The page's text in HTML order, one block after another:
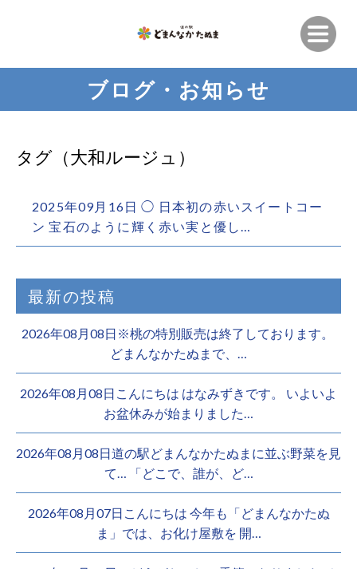
ブログ・お知らせ
タグ（大和ルージュ）
2025年09月16日 ◯ 日本初の赤いスイートコー
ン 宝石のように輝く赤い実と優し…
最新の投稿
2026年08月08日※桃の特別販売は終了しております。 ️
どまんなかたぬまで、…
2026年08月08日こんにちは はなみずきです。 いよいよ
お盆休みが始まりました…
2026年08月08日道の駅どまんなかたぬまに並ぶ野菜を見
て… 「どこで、誰が、ど…
2026年08月07日こんにちは 今年も「どまんなかたぬ
ま」では、お化け屋敷を 開…